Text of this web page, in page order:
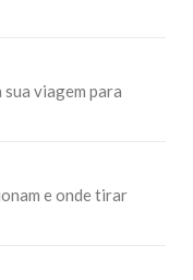
viagem para
e onde tirar